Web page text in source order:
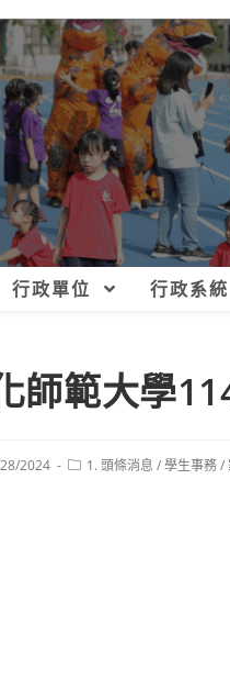
行政單位 行政系統
師範大學
2024
Post1. 頭條消息 /學生事務/